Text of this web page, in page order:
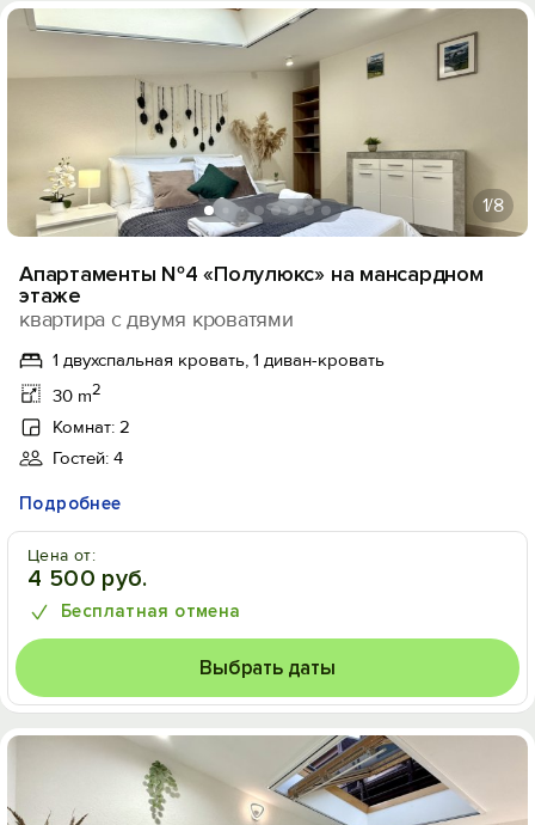
1/8
Апартаменты №4 «Полулюкс» на мансардном
этаже
квартира с двумя кроватями
1 двухспальная кровать, 1 диван-кровать
30 m2
Комнат: 2
Гостей: 4
Подробнее
Цена от:
4 500 руб.
Бесплатная отмена
Выбрать даты